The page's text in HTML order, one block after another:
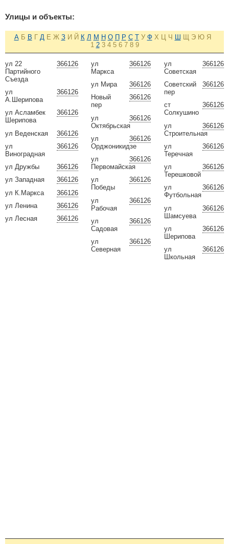
Улицы и объекты:
А Б В Г Д Е Ж З И Й К Л М Н О П Р С Т У Ф Х Ц Ч Ш Щ Э Ю Я
1 2 3 4 5 6 7 8 9
366126
ул 22
Партийного
Съезда
366126
ул
А.Шерипова
366126
ул Асламбек
Шерипова
366126
ул Веденская
366126
ул
Виноградная
366126
ул Дружбы
366126
ул Западная
366126
ул К.Маркса
366126
ул Ленина
366126
ул Лесная
366126
ул
Маркса
366126
ул Мира
366126
Новый
пер
366126
ул
Октябрьская
366126
ул
Орджоникидзе
366126
ул
Первомайская
366126
ул
Победы
366126
ул
Рабочая
366126
ул
Садовая
366126
ул
Северная
366126
ул
Советская
366126
Советский
пер
366126
ст
Солкушино
366126
ул
Строительная
366126
ул
Теречная
366126
ул
Терешковой
366126
ул
Футбольная
366126
ул
Шамсуева
366126
ул
Шерипова
366126
ул
Школьная